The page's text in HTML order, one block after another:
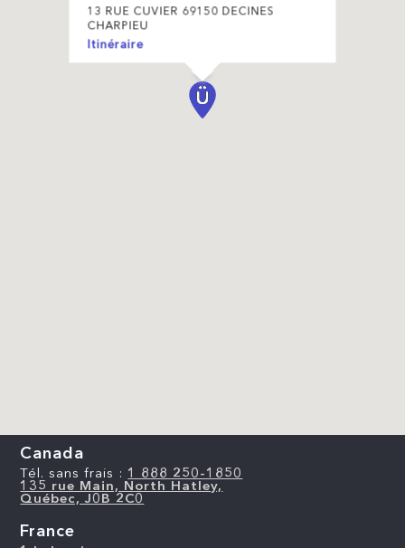
13 RUE CUVIER 69150 DECINES
CHARPIEU
Itinéraire
Canada
Tél. sans frais : 1 888 250-1850
135 rue Main, North Hatley,
Québec, J0B 2C0
France